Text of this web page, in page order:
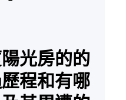
光房的的
程和有哪